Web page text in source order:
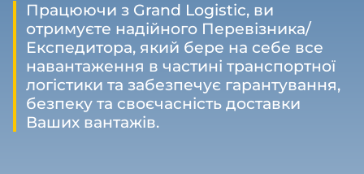
Працюючи з Grand Logistic, ви
отримуєте надійного Перевізника/
Експедитора, який бере на себе все
навантаження в частині транспортної
логістики та забезпечує гарантування,
безпеку та своєчасність доставки
Ваших вантажів.